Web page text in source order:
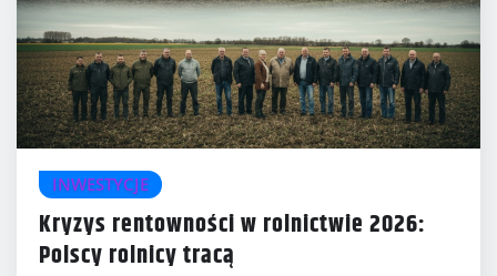
INWESTYCJE
Kryzys rentowności w rolnictwie 2026:
Polscy rolnicy tracą